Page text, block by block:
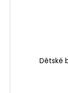
Dětské